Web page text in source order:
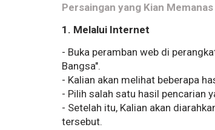
Persaingan yang Kian Memanas
1. Melalui Internet
- Buka peramban web di
Bangsa".
- Kalian akan melihat beberapa
- Pilih salah satu hasil pencarian
- Setelah itu, Kalian akan
tersebut.